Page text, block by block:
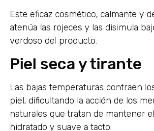
Este eficaz cosmético, calmante y
atenúa las rojeces y las disimula
verdoso del producto.
Piel seca y tirante
Las bajas temperaturas contraen
piel, dificultando la acción de los
naturales que tratan de mantener
hidratado y suave a tacto.